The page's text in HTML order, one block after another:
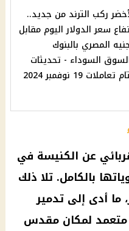
ركب الترند من جديد..
سعر الدولار اليوم مقابل
المصري بالبنوك
السوداء - تحديثات
تعاملات 19 نوفمبر 2024
عن الكنيسة في
بالكامل. تلا ذلك
ما أدى إلى تدمير
متعمد لمكان مقدس